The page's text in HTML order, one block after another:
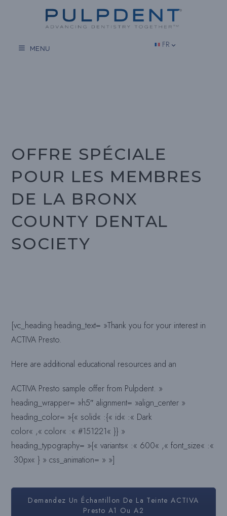
MENU FR
OFFRE SPÉCIALE
POUR LES MEMBRES
DE LA BRONX
COUNTY DENTAL
SOCIETY
[vc_heading heading_text= »Thank you for your interest in
ACTIVA Presto.
Here are additional educational resources and an
ACTIVA Presto sample offer from Pulpdent. »
heading_wrapper= »h5″ alignment= »align_center »
heading_color= »{« solid« :{« id« :« Dark
color« ,« color« :« #151221« }} »
heading_typography= »{« variants« :« 600« ,« font_size« :«
30px« } » css_animation= » »]
Demandez Un Échantillon De La Teinte ACTIVA
Presto A1 Ou A2